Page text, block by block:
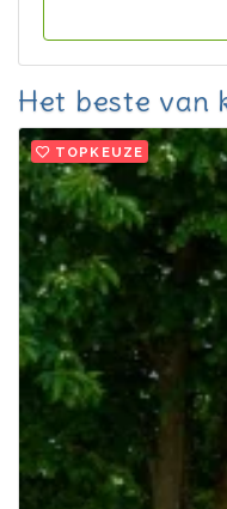
Het beste van
TOPKEUZE